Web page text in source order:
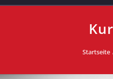
Startseite